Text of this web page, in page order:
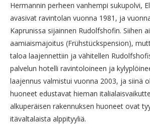
Hermannin perheen vanhempi sukupolvi,
avasivat ravintolan vuonna 1981, ja
Kaprunissa sijainnen Rudolfshofin. Siihen
aamiaismajoitus (Frühstückspension),
taloa laajennettiin ja vähitellen
palvelun hotelli ravintoloineen ja
laajennus valmistui vuonna 2003, ja siinä
huoneet edustavat hieman
alkuperäisen rakennuksen huoneet ovat
itävaltalaista alppityyliä.